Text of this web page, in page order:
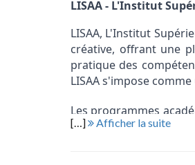
LISAA - L'Institut
LISAA, L'Institut
créative, offrant une
pratique des
LISAA s'impose
Les programmes
des industries
[…] Afficher la suite